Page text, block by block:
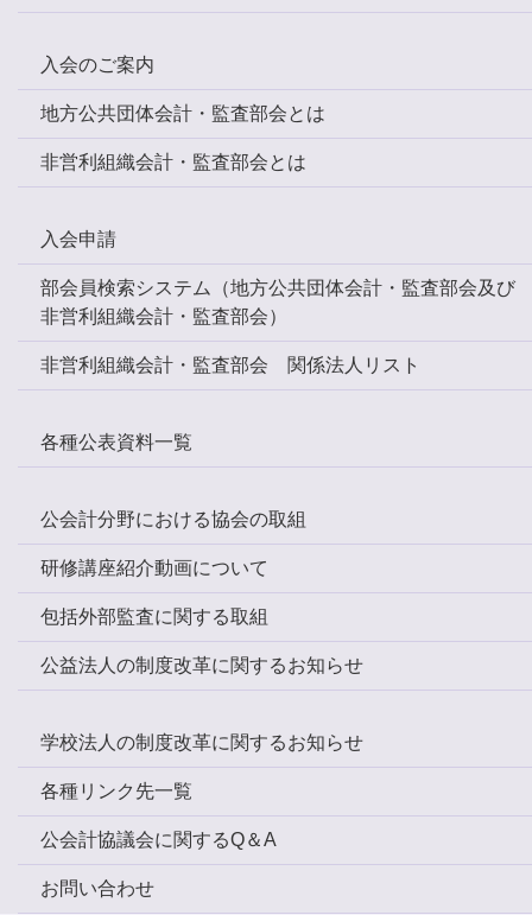
入会のご案内
地方公共団体会計・監査部会とは
非営利組織会計・監査部会とは
入会申請
部会員検索システム（地方公共団体会計・監査部会及び
非営利組織会計・監査部会）
非営利組織会計・監査部会 関係法人リスト
各種公表資料一覧
公会計分野における協会の取組
研修講座紹介動画について
包括外部監査に関する取組
公益法人の制度改革に関するお知らせ
学校法人の制度改革に関するお知らせ
各種リンク先一覧
公会計協議会に関するQ＆A
お問い合わせ